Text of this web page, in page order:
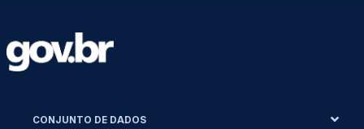
CONJUNTO DE DADOS